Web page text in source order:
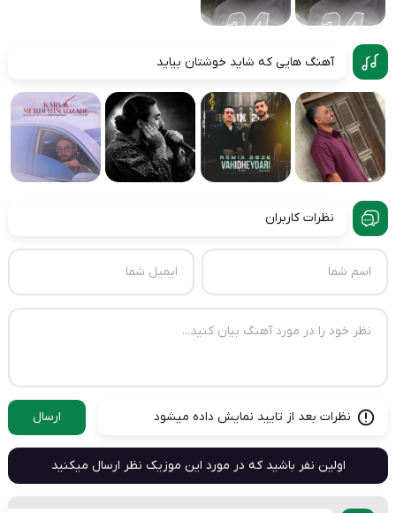
آهنگ هایی که شاید خوشتان بیاید
نظرات کاربران
نظرات بعد از تایید نمایش داده میشود ارسال
اولین نفر باشید که در مورد این موزیک نظر ارسال میکنید